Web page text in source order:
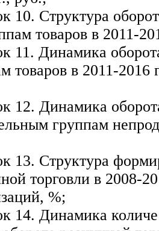
10. Структура
товаров в 2011-
11. Динамика
товаров в 2011-
12. Динамика
группам
13. Структура
торговли в 2008-
%;
14. Динамика